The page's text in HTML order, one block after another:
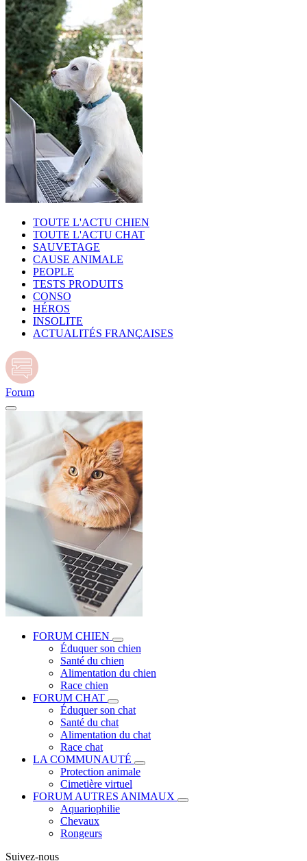
TOUTE L'ACTU CHIEN
TOUTE L'ACTU CHAT
SAUVETAGE
CAUSE ANIMALE
PEOPLE
TESTS PRODUITS
CONSO
HÉROS
INSOLITE
ACTUALITÉS FRANÇAISES
Forum
FORUM CHIEN
Éduquer son chien
Santé du chien
Alimentation du chien
Race chien
FORUM CHAT
Éduquer son chat
Santé du chat
Alimentation du chat
Race chat
LA COMMUNAUTÉ
Protection animale
Cimetière virtuel
FORUM AUTRES ANIMAUX
Aquariophilie
Chevaux
Rongeurs
Suivez-nous